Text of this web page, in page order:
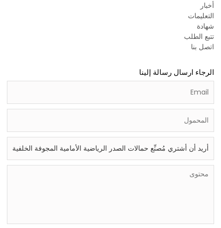
أخبار
التعليمات
شهادة
تتبع الطلب
اتصل بنا
الرجاء ارسال رسالة إلينا